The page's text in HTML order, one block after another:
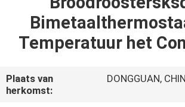
PRODUCTEN
SHOW
Temperatuur het
Plaats van
herkomst:
DONGGUAN,